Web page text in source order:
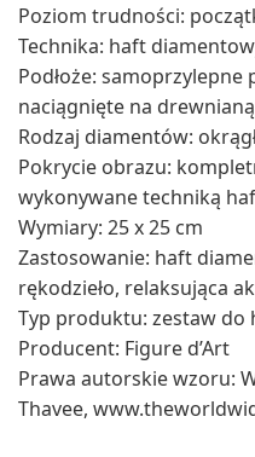
Poziom trudności:
Technika: haft
Podłoże:
naciągnięte na
Rodzaj diamentów:
Pokrycie obrazu:
wykonywane techniką
Wymiary: 25 x 25 cm
Zastosowanie: haft
rękodzieło, relaksująca
Typ produktu: zestaw
Producent: Figure d’Art
Prawa autorskie wzoru:
Thavee,